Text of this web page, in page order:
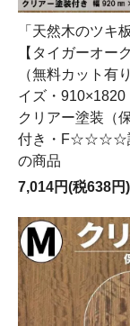
「天然木のツキ
【タイガーオー
（無料カット有
イズ・910×1820
クリアー塗装（
付き・F☆☆☆☆
の商品
7,014円(税638円)